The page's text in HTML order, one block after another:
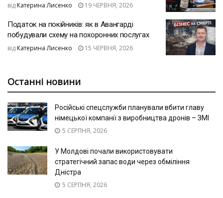
від Катерина Лисенко 19 ЧЕРВНЯ, 2026
Податок на покійників: як в Авангарді
побудували схему на похоронних послугах
від Катерина Лисенко 15 ЧЕРВНЯ, 2026
Останні новини
Російські спецслужби планували вбити главу
німецької компанії з виробництва дронів – ЗМІ
5 СЕРПНЯ, 2026
У Молдові почали використовувати
стратегічний запас води через обміління
Дністра
5 СЕРПНЯ, 2026